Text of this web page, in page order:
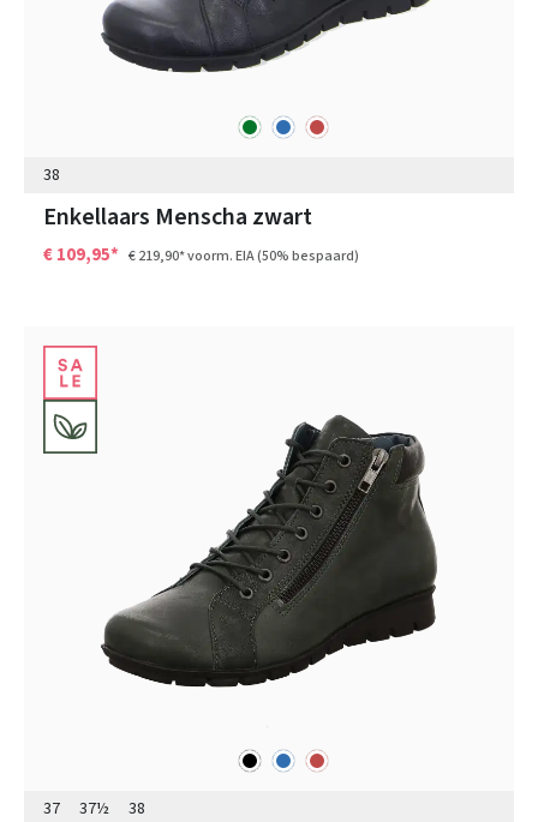
groenblauwrood
38
Enkellaars Menscha zwart
€ 109,95* € 219,90*voorm. EIA(50% bespaard)
zwartblauwrood
37 37½ 38